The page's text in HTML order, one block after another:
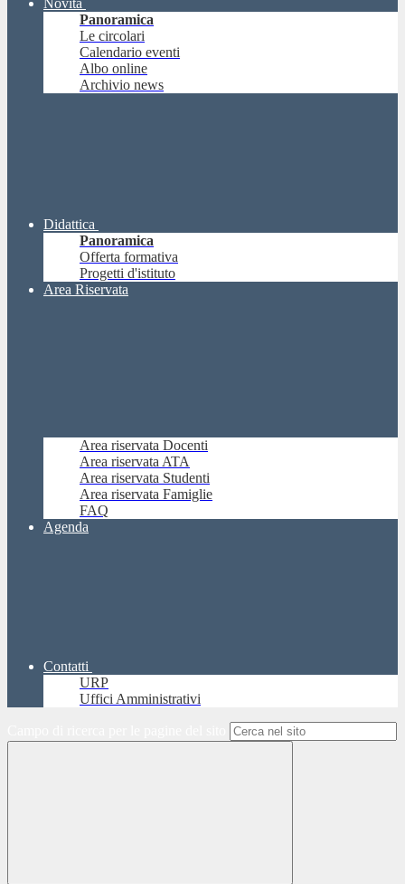
Novità
Panoramica
Le circolari
Calendario eventi
Albo online
Archivio news
Didattica
Panoramica
Offerta formativa
Progetti d'istituto
Area Riservata
Area riservata Docenti
Area riservata ATA
Area riservata Studenti
Area riservata Famiglie
FAQ
Agenda
Contatti
URP
Uffici Amministrativi